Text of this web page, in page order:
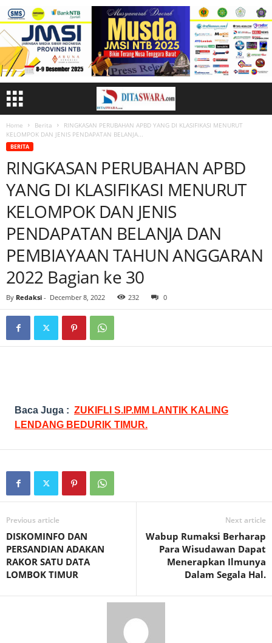
Home Berita
RINGKASAN PERUBAHAN APBD YANG DI KLASIFIKASI MENURUT
KELOMPOK DAN JENIS PENDAPATAN BELANJA...
BERITA
RINGKASAN PERUBAHAN APBD
YANG DI KLASIFIKASI MENURUT
KELOMPOK DAN JENIS
PENDAPATAN BELANJA DAN
PEMBIAYAAN TAHUN ANGGARAN
2022 Bagian ke 30
By Redaksi - December 8, 2022 232 0
Baca Juga : ZUKIFLI S.IP.MM LANTIK KALING
LENDANG BEDURIK TIMUR.
Previous article
DISKOMINFO DAN
PERSANDIAN ADAKAN
RAKOR SATU DATA
LOMBOK TIMUR
Next article
Wabup Rumaksi Berharap
Para Wisudawan Dapat
Menerapkan Ilmunya
Dalam Segala Hal.